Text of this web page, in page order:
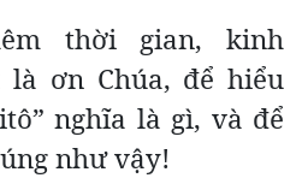
thời gian, kinh
là ơn Chúa, để hiểu
nghĩa là gì, và để
như vậy!